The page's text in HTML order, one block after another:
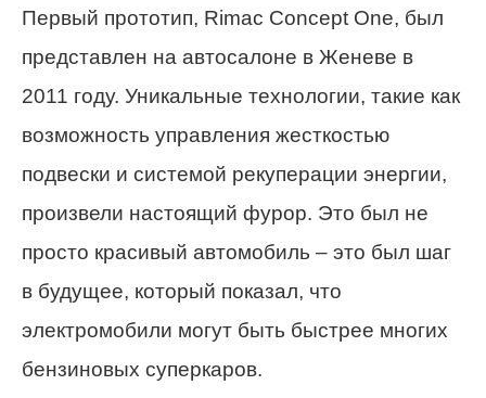
Первый прототип, Rimac Concept One, был
представлен на автосалоне в Женеве в
2011 году. Уникальные технологии, такие как
возможность управления жесткостью
подвески и системой рекуперации энергии,
произвели настоящий фурор. Это был не
просто красивый автомобиль – это был шаг
в будущее, который показал, что
электромобили могут быть быстрее многих
бензиновых суперкаров.